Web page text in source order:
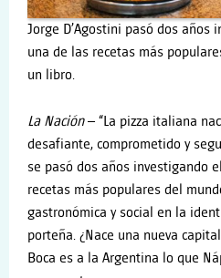
Jorge D’Agostini pasó dos años
una de las recetas más
un libro.
La Nación– “La pizza italiana
desafiante, comprometido y
se pasó dos años investigando
recetas más populares del
gastronómica y social en la
porteña. ¿Nace una nueva
Boca es a la Argentina lo que